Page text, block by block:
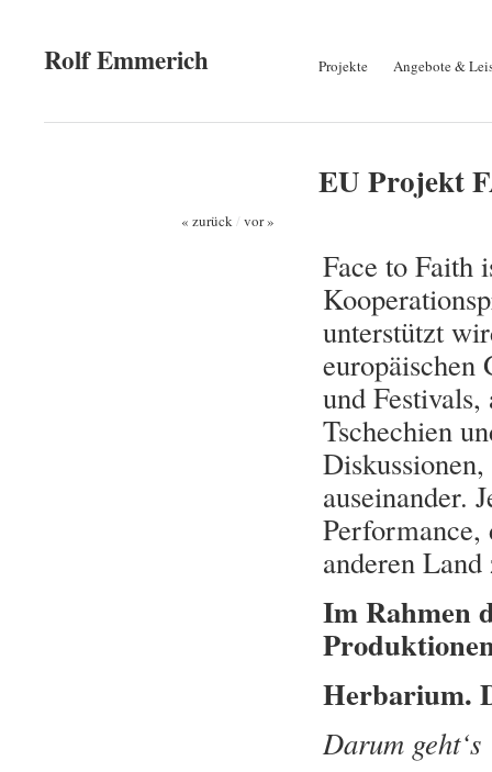
Rolf Emmerich Projekte Angebote &
EU Projekt
« zurück/ vor »
Face to Faith
unterstützt
europäischen
und
Tschechien
auseinander.
anderen
Im Rahmen
Herbarium.
Darum geht‘s